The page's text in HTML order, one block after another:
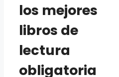
los mejores
libros de
lectura
obligatoria